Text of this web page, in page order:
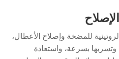
للمضخة وإصلاح الأعطال،
بسرعة، واستعادة